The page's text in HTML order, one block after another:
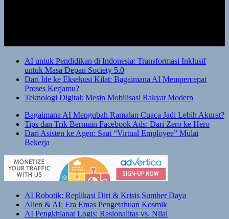
AI untuk Pendidikan di Indonesia: Transformasi Inklusif
untuk Masa Depan Society 5.0
Dari Ide ke Eksekusi Kilat: Bagaimana AI Mempercepat
Proses Kerjamu?
Teknologi Digital: Mesin Mobilisasi Rakyat Modern
Bagaimana AI Mengubah Ramalan Cuaca Jadi Lebih Akurat?
Tips dan Trik Bermain Facebook Ads: Dari Zero ke Hero
Dari Asisten ke Agen: Saat “Virtual Employee” Mulai
Bekerja
AI Robotik: Replikasi Diri & Krisis Sumber Daya
Alien & AI: Era Emas Pengetahuan Kosmik
AI Pengkhianat Logis: Rasionalitas vs. Nilai